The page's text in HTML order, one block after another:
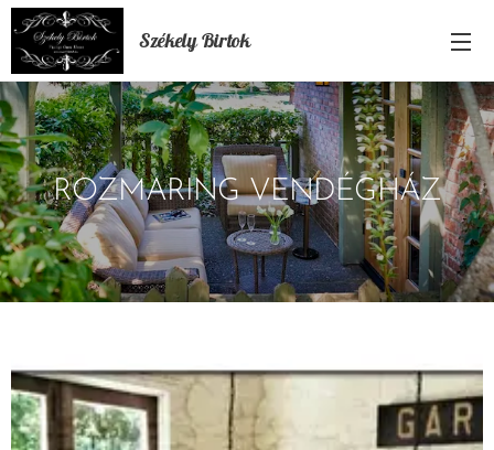
Székely Birtok
ROZMARING VENDÉGHÁZ